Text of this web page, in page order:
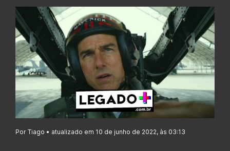
Por Tiago • atualizado em 10 de junho de 2022, às 03:13